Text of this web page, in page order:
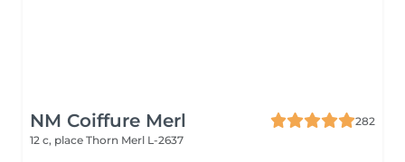
NM Coiffure Merl
282
12 c, place Thorn Merl L-2637